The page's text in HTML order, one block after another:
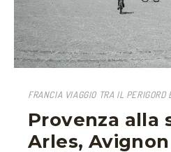
FRANCIA VIAGGIO TRA IL
Provenza alla
Arles,